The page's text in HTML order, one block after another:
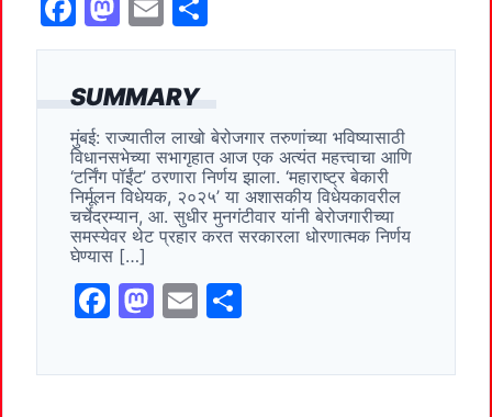
SUMMARY
मुंबई: राज्यातील लाखो बेरोजगार तरुणांच्या भविष्यासाठी
विधानसभेच्या सभागृहात आज एक अत्यंत महत्त्वाचा आणि
‘टर्निंग पॉईंट’ ठरणारा निर्णय झाला. ‘महाराष्ट्र बेकारी
निर्मूलन विधेयक, २०२५’ या अशासकीय विधेयकावरील
चर्चेदरम्यान, आ. सुधीर मुनगंटीवार यांनी बेरोजगारीच्या
समस्येवर थेट प्रहार करत सरकारला धोरणात्मक निर्णय
घेण्यास […]
F
c
M
st
E
ai ar
a
c
e
b
o
o
k
a
st
o
d
o
n
m
ai
l
h